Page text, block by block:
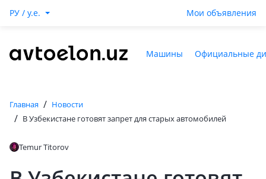
РУ / y.e. Мои объявления
Машины Официальные
Главная / Новости
/ В Узбекистане готовят запрет для старых автомобилей
Temur Titorov